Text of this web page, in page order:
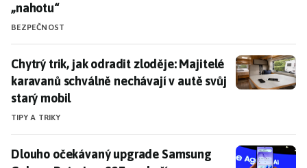
„nahotu“
BEZPEČNOST
Chytrý trik, jak odradit zloděje: Majitelé karavanů
Chytrý trik, jak odradit zloděje: Majitelé
karavanů schválně nechávají v autě svůj
starý mobil
TIPY A TRIKY
Dlouho očekávaný upgrade Samsung Galaxy: Baterie
Dlouho očekávaný upgrade Samsung